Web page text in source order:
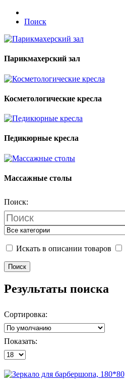
Поиск
Парикмахерский зал
Косметологические кресла
Педикюрные кресла
Массажные столы
Поиск:
Искать в описании товаров
Результаты поиска
Сортировка:
Показать: